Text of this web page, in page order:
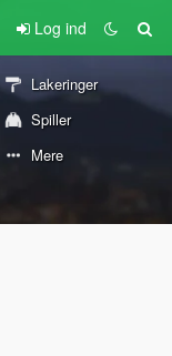
Log ind
Lakeringer
Spiller
Mere